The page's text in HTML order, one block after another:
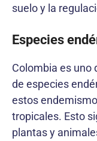
suelo y la
Especies
Colombia es uno
de especies
estos
tropicales. Esto
plantas y